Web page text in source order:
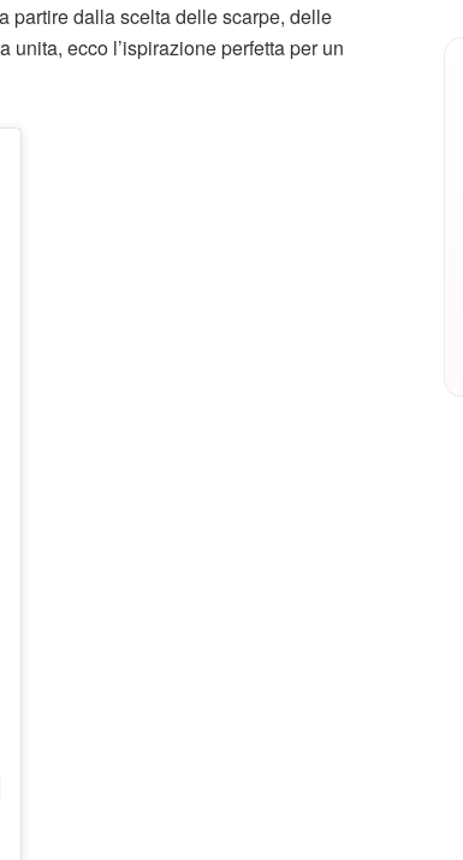
partire dalla scelta delle scarpe, delle
ecco l’ispirazione perfetta per un